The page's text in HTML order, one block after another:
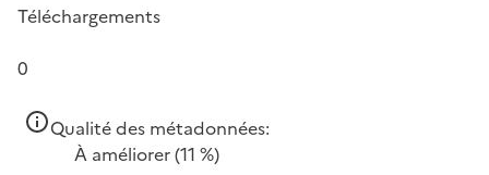
Téléchargements
0
Qualité des métadonnées:
À améliorer(11 %)